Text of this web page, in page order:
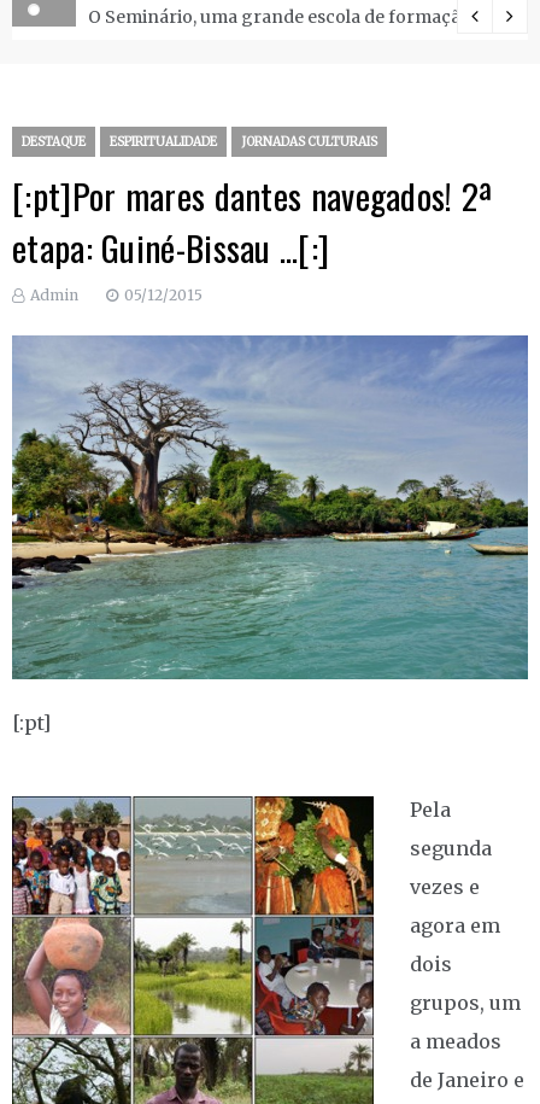
O Seminário, uma grande escola de formação.
DESTAQUE ESPIRITUALIDADE JORNADAS CULTURAIS
[:pt]Por mares dantes navegados! 2ª
etapa: Guiné-Bissau …[:]
Admin 05/12/2015
[:pt]
Pela
segunda
vezes e
agora em
dois
grupos, um
a meados
de Janeiro e